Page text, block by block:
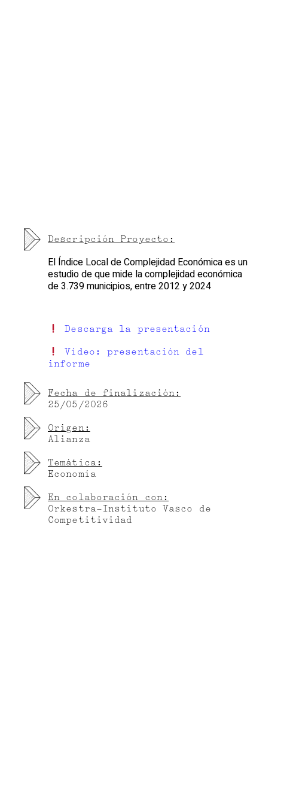
Descripción Proyecto:
El Índice Local de Complejidad Económica es un
estudio de que mide la complejidad económica
de 3.739 municipios, entre 2012 y 2024
Descarga la presentación
Vídeo: presentación del
informe
Fecha de finalización:
25/05/2026
Origen:
Alianza
Temática:
Economía
En colaboración con:
Orkestra-Instituto Vasco de
Competitividad